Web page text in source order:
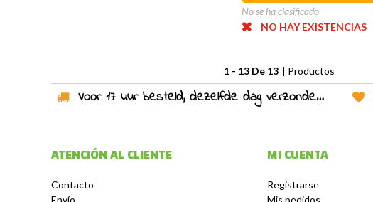
No se ha clasificado
NO HAY EXISTENCIAS
1 - 13 De 13 | Productos
Voor 17 uur besteld, dezelfde dag verzonden!
ATENCIÓN AL CLIENTE
Contacto
Envío
MI CUENTA
Registrarse
Mis pedidos